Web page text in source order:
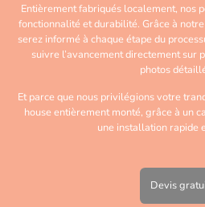
Entièrement fabriqués localement, nos
fonctionnalité et durabilité. Grâce à
serez informé à chaque étape du
suivre l’avancement directement sur
photos
Et parce que nous privilégions votre
house entièrement monté, grâce à un
une installation rapide
Devis